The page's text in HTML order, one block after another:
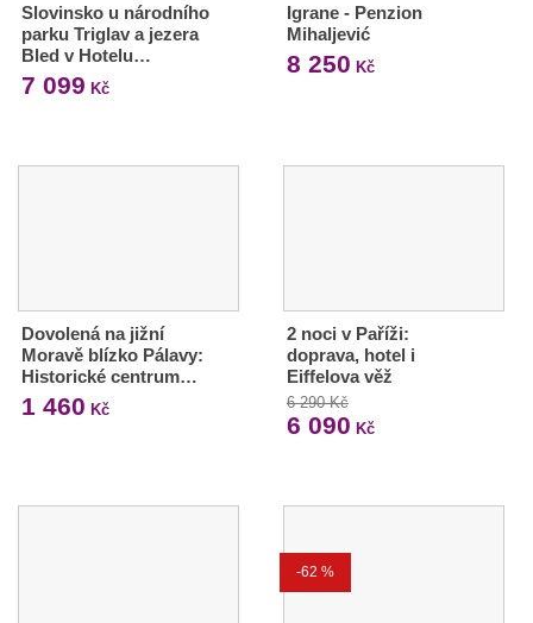
Slovinsko u národního
parku Triglav a jezera
Bled v Hotelu…
7 099 Kč
Igrane - Penzion
Mihaljević
8 250 Kč
Dovolená na jižní
Moravě blízko Pálavy:
Historické centrum…
1 460 Kč
2 noci v Paříži:
doprava, hotel i
Eiffelova věž
6 290 Kč
6 090 Kč
-62 %